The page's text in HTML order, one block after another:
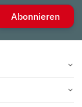
Abonnieren